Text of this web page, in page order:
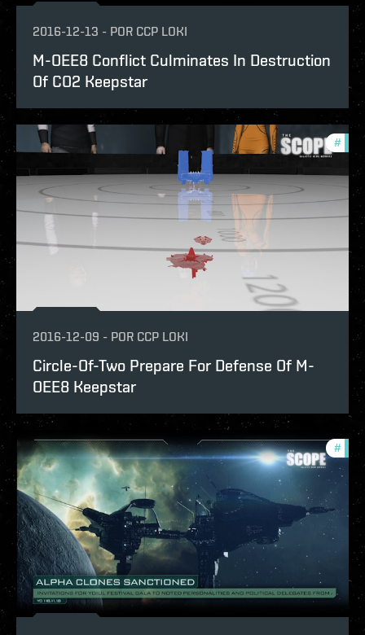
2016-12-13 - POR CCP LOKI
M-OEE8 Conflict Culminates In Destruction
Of CO2 Keepstar
#
2016-12-09 - POR CCP LOKI
Circle-Of-Two Prepare For Defense Of M-
OEE8 Keepstar
#